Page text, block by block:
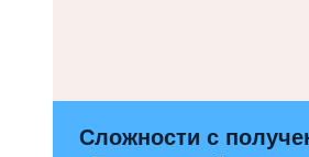
Сложности с